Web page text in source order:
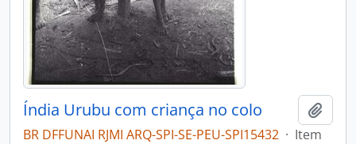
Índia Urubu com criança no colo
BR DFFUNAI RJMI ARQ-SPI-SE-PEU-SPI15432 · Item